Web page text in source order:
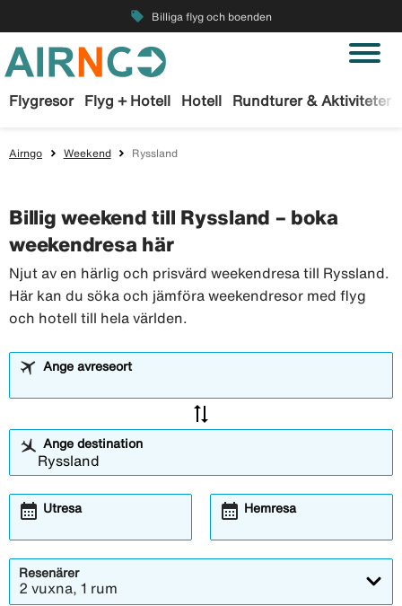
local_offer Billiga flyg och boenden
Flygresor Flyg + Hotell Hotell Rundturer & Aktiviteter
Airngo Weekend Ryssland
Billig weekend till Ryssland – boka
weekendresa här
Njut av en härlig och prisvärd weekendresa till Ryssland.
Här kan du söka och jämföra weekendresor med flyg
och hotell till hela världen.
Ange avreseort
sync_alt
Ange destination
Utresa
calendar_month Hemresa
calendar_month
Resenärer
2 vuxna, 1 rum